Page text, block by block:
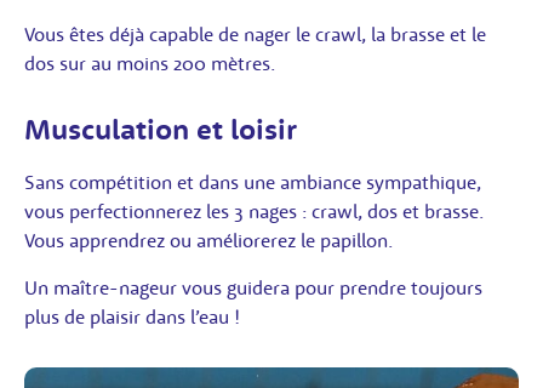
Vous êtes déjà capable de nager le crawl, la brasse et le
dos sur au moins 200 mètres.
Musculation et loisir
Sans compétition et dans une ambiance sympathique,
vous perfectionnerez les 3 nages : crawl, dos et brasse.
Vous apprendrez ou améliorerez le papillon.
Un maître-nageur vous guidera pour prendre toujours
plus de plaisir dans l’eau !